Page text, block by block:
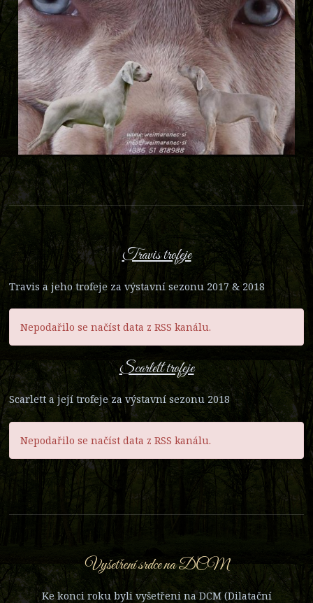
Travis trofeje
Travis a jeho trofeje za výstavní sezonu 2017 & 2018
Nepodařilo se načíst data z RSS kanálu.
Scarlett trofeje
Scarlett a její trofeje za výstavní sezonu 2018
Nepodařilo se načíst data z RSS kanálu.
Vyšetření srdce na DCM
Ke konci roku byli vyšetřeni na DCM (Dilatační